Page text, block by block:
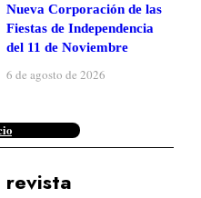
Nueva Corporación de las
Fiestas de Independencia
del 11 de Noviembre
6 de agosto de 2026
revista